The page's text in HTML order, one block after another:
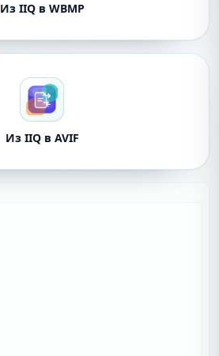
Из IIQ в WBMP
Из IIQ в AVIF